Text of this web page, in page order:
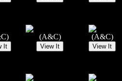
(A&C) (A&C)